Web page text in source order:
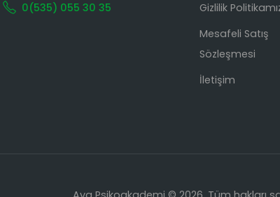
0(535) 055 30 35 Gizlilik
Mesafeli Satış
Sözleşmesi
İletişim